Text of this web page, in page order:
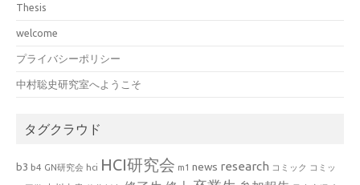
Thesis
welcome
プライバシーポリシー
中村聡史研究室へようこそ
タグクラウド
b3 b4 GN研究会 hci HCI研究会 m1 news research コミック コミッ